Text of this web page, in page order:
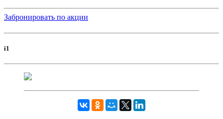
Забронировать по акции
i1